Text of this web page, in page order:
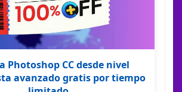
Photoshop CC desde nivel
avanzado gratis por tiempo